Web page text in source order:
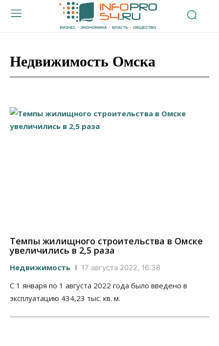
Недвижимость Омска
Темпы жилищного строительства в Омске
увеличились в 2,5 раза
Недвижимость 17 августа 2022, 16:38
С 1 января по 1 августа 2022 года было введено в
эксплуатацию 434,23 тыс. кв. м.